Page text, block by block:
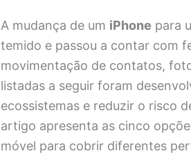
A mudança de um iPhone para
temido e passou a contar com
movimentação de contatos,
listadas a seguir foram
ecossistemas e reduzir o risco
artigo apresenta as cinco
móvel para cobrir diferentes